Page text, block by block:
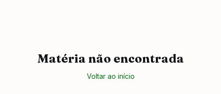
Matéria não encontrada
Voltar ao início